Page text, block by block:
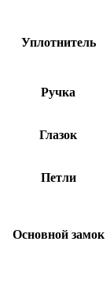
Уплотнитель
Ручка
Глазок
Петли
Основной замок